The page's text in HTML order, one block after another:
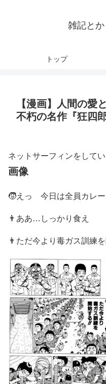
雑記と
トップ
【漫画】人間の愛
不朽の名作『狂四
ネットサーフィンをして
画像
🧒えっ 今日は全員カレー
👨ああ…しっかり食え
👨ただ今より毒ガス訓練